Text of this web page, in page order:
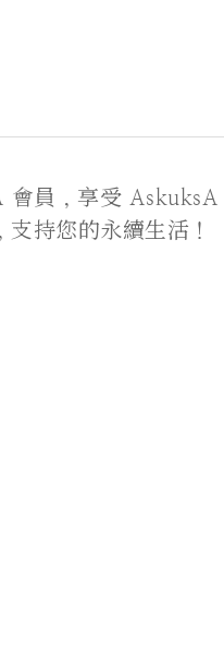
會員，享受 AskuksA
支持您的永續生活！